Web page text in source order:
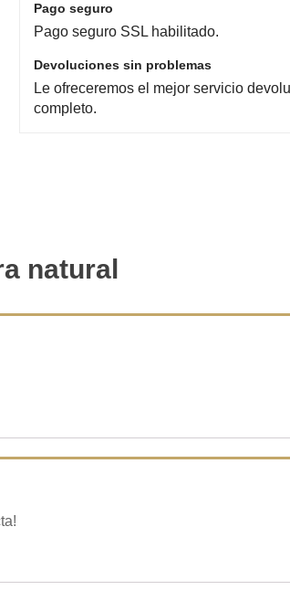
Pago seguro
Pago seguro SSL habilitado.
Devoluciones sin problemas
Le ofreceremos el mejor servicio
completo.
natural